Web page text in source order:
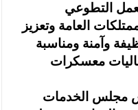
التطوعي
العامة وتعزيز
وآمنة ومناسبة
معسكرات
مجلس الخدمات